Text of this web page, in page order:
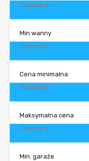
Dowolny
Min wanny
Dowolny
Cena minimalna
Dowolny
Maksymalna cena
Dowolny
Min. garaże